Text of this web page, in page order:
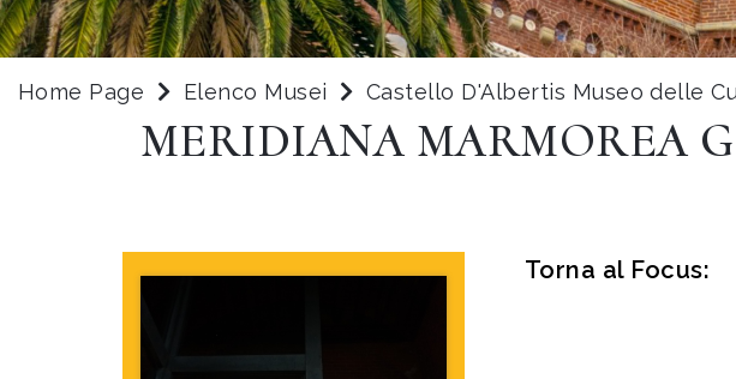
Home Page Elenco Musei Castello D'Albertis Museo delle
MERIDIANA MARMOREA
Torna al Focus: